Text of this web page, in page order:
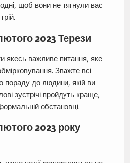
щоб вони не тягнули вас
2023 Терези
якесь важливе питання, яке
Зважте всі
пораду до людини, якій ви
зустрічі пройдуть краще,
обстановці.
2023 року